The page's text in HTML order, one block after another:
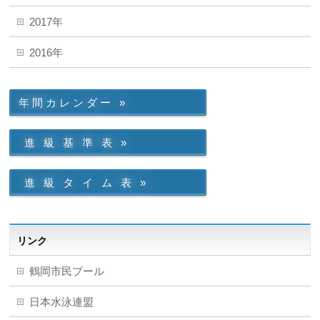
2017年
2016年
年 間 カ レ ン ダ ー »
進 級 基 準 表 »
進 級 タ イ ム 表 »
リンク
鶴岡市民プール
日本水泳連盟